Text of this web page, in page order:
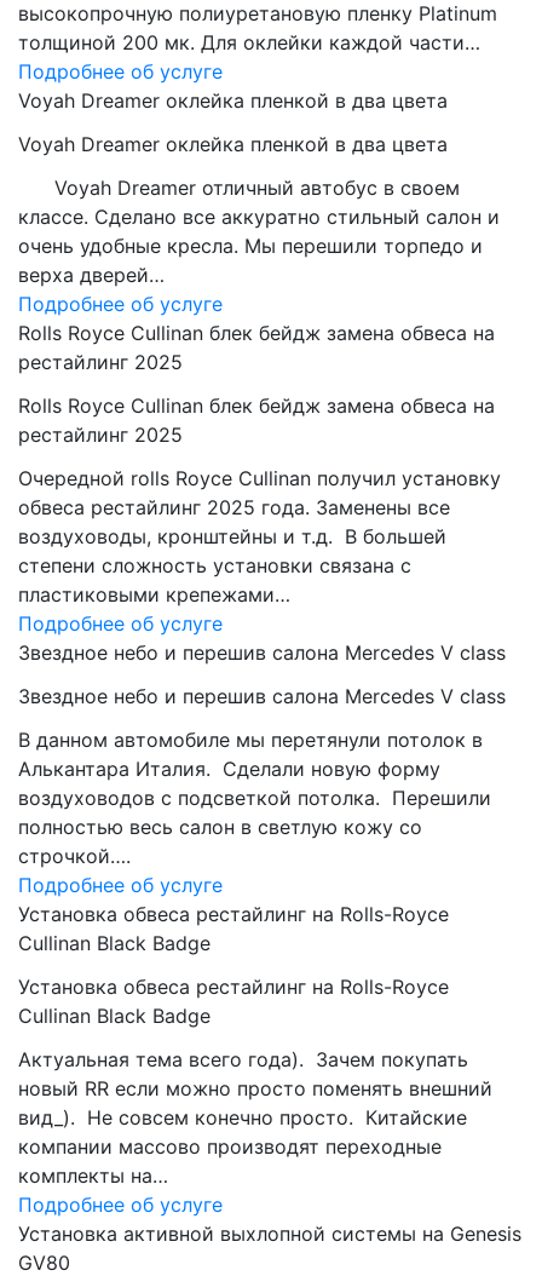
высокопрочную полиуретановую пленку Platinum
толщиной 200 мк. Для оклейки каждой части…
Подробнее об услуге
Voyah Dreamer оклейка пленкой в два цвета
Voyah Dreamer оклейка пленкой в два цвета
Voyah Dreamer отличный автобус в своем
классе. Сделано все аккуратно стильный салон и
очень удобные кресла. Мы перешили торпедо и
верха дверей…
Подробнее об услуге
Rolls Royce Cullinan блек бейдж замена обвеса на
рестайлинг 2025
Rolls Royce Cullinan блек бейдж замена обвеса на
рестайлинг 2025
Очередной rolls Royce Cullinan получил установку
обвеса рестайлинг 2025 года. Заменены все
воздуховоды, кронштейны и т.д. В большей
степени сложность установки связана с
пластиковыми крепежами…
Подробнее об услуге
Звездное небо и перешив салона Mercedes V class
Звездное небо и перешив салона Mercedes V class
В данном автомобиле мы перетянули потолок в
Алькантара Италия. Сделали новую форму
воздуховодов с подсветкой потолка. Перешили
полностью весь салон в светлую кожу со
строчкой….
Подробнее об услуге
Установка обвеса рестайлинг на Rolls-Royce
Cullinan Black Badge
Установка обвеса рестайлинг на Rolls-Royce
Cullinan Black Badge
Актуальная тема всего года). Зачем покупать
новый RR если можно просто поменять внешний
вид_). Не совсем конечно просто. Китайские
компании массово производят переходные
комплекты на…
Подробнее об услуге
Установка активной выхлопной системы на Genesis
GV80